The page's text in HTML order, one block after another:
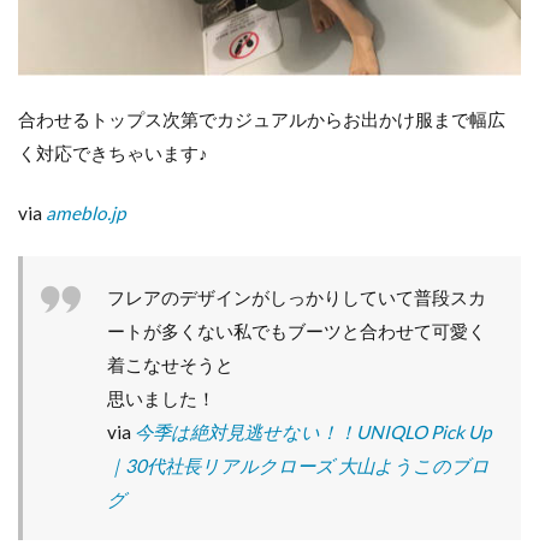
合わせるトップス次第でカジュアルからお出かけ服まで幅広
く対応できちゃいます♪
via ameblo.jp
フレアのデザインがしっかりしていて普段スカ
ートが多くない私でもブーツと合わせて可愛く
着こなせそうと
思いました！
via 今季は絶対見逃せない！！UNIQLO Pick Up
｜30代社長リアルクローズ 大山ようこのブロ
グ